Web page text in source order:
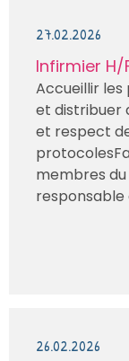
27.02.2026
Infirmier H/
Accueillir
et distribuer
et respect
membres
responsable
26.02.2026